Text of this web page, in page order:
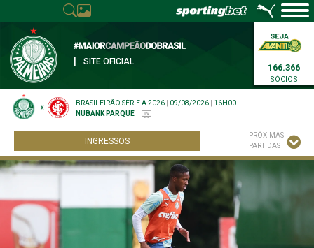
SITE OFICIAL
166.366
SÓCIOS
X
BRASILEIRÃO SÉRIE A 2026 09/08/2026
16H00
NUBANK PARQUE
INGRESSOS
PRÓXIMAS
PARTIDAS